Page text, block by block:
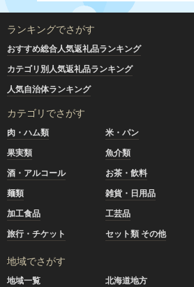
ランキングでさがす
おすすめ総合人気返礼品ランキング
カテゴリ別人気返礼品ランキング
人気自治体ランキング
カテゴリでさがす
肉・ハム類 米・パン
果実類
魚介類
酒・アルコール
お茶・飲料
麺類
雑貨・日用品
加工食品
工芸品
旅行・チケット
セット類 その他
地域でさがす
地域一覧 北海道地方